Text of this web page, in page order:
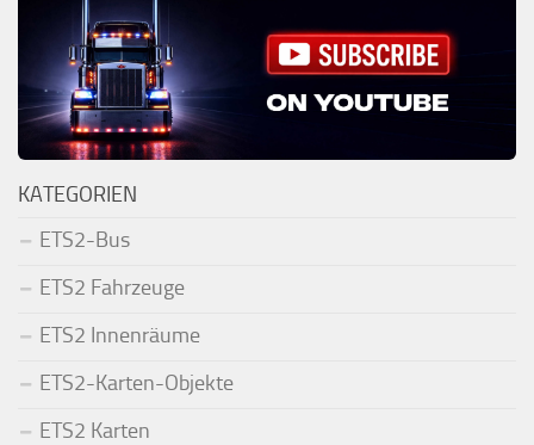
KATEGORIEN
ETS2-Bus
ETS2 Fahrzeuge
ETS2 Innenräume
ETS2-Karten-Objekte
ETS2 Karten